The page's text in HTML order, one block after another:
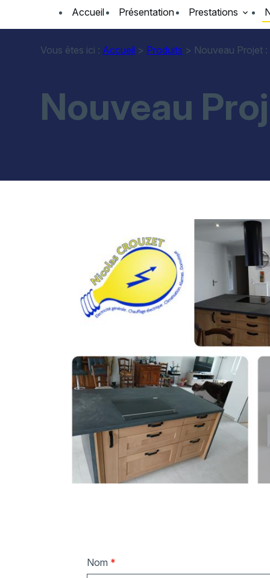
Accueil Présentation Prestations
Vous êtes ici : Accueil > Produits > Nouveau Projet
Nouveau
Nom *
Panneau de gestion des cookies